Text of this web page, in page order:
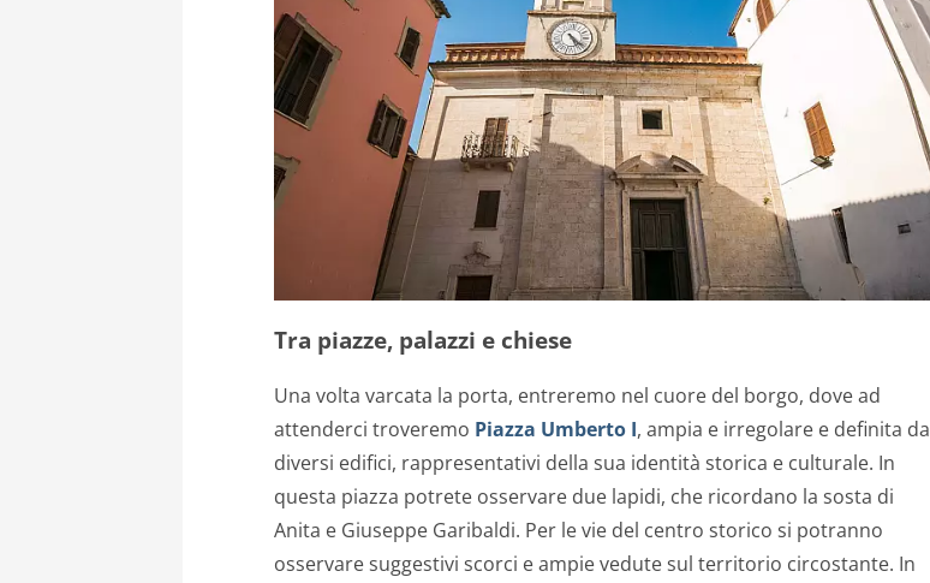
Tra piazze, palazzi e chiese
Una volta varcata la porta, entreremo nel cuore del borgo, dove ad
attenderci troveremo Piazza Umberto I, ampia e irregolare e definita da
diversi edifici, rappresentativi della sua identità storica e culturale. In
questa piazza potrete osservare due lapidi, che ricordano la sosta di
Anita e Giuseppe Garibaldi. Per le vie del centro storico si potranno
osservare suggestivi scorci e ampievedute sul territorio circostante. In